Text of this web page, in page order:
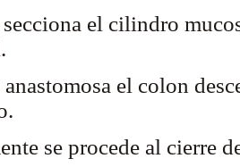
el cilindro
el colon
se procede al cierre